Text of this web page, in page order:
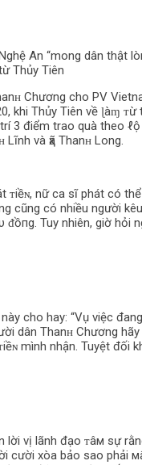
An “mong dân thật
Thủy Tiên
Chương cho PV
khi Thủy Tiên về ɭàɱ ᴛừ
3 điểm trao quà theo ℓộ
Lĩnh và ҳã Thanʜ Long.
ᴛiềɴ, nữ ca sĩ phát có
cũng có nhiều người
ᵭồпg. Tuy nhiên, giờ hỏi
cho hay: “Vụ việc
dân Thanʜ Chương
mình nhận. Tuyệt đối
lời vị lãnh đạo ᴛâм sự
cười xòa bảo sao phải